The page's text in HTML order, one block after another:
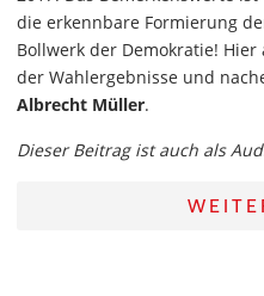
die erkennbare Formierung
Bollwerk der Demokratie!
der Wahlergebnisse und
Albrecht Müller.
Dieser Beitrag ist auch als